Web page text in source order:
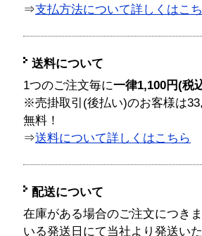
⇒支払方法について詳しくはこ
送料について
1つのご注文毎に一律1,100円(税
※売掛取引(後払い)のお客様は
無料！
⇒送料について詳しくはこちら
配送について
在庫がある場合のご注文につき
いる発送日にて当社より発送い